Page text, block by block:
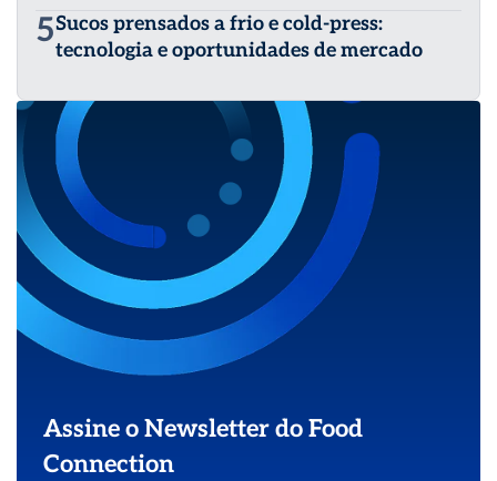
5Sucos prensados a frio e cold-press:
tecnologia e oportunidades de mercado
Assine o Newsletter do Food
Connection